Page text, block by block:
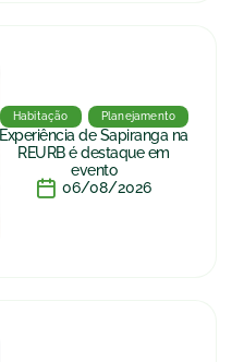
Habitação Planejamento
Experiência de Sapiranga na
REURB é destaque em
evento
06/08/2026